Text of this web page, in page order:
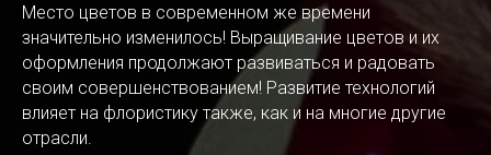
Место цветов в современном же времени
значительно изменилось! Выращивание цветов и их
оформления продолжают развиваться и радовать
своим совершенствованием! Развитие технологий
влияет на флористику также, как и на многие другие
отрасли.